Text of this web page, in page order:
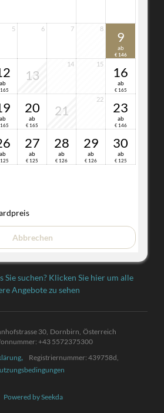
5 6 7 8
9
ab
€ 146
ab
165
13
14 15
16
ab
€ 165
ab
165
20
ab
€ 165
21
22
23
ab
€ 146
ab
125
27
ab
€ 125
28
ab
€ 126
29
ab
€ 126
30
ab
€ 125
Abbrechen
Sie suchen? Klicken Sie hier um alle
Angebote zu sehen
30 Dornbirn Österreich
:+43 5572375300
Registriernummer: 439758d
Powered by Seekda